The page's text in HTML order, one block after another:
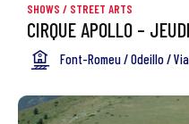
SHOWS / STREET ARTS
CIRQUE APOLLO –
Font-Romeu / Odeillo / Via